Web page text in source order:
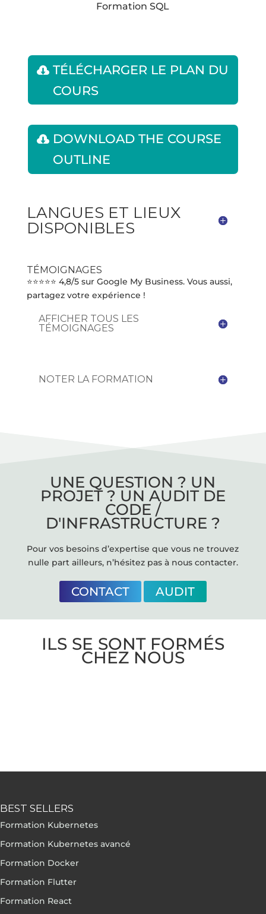
Formation SQL
TÉLÉCHARGER LE PLAN DU
COURS
DOWNLOAD THE COURSE
OUTLINE
LANGUES ET LIEUX
DISPONIBLES
TÉMOIGNAGES
⭐⭐⭐⭐⭐ 4,8/5 sur Google My Business. Vous aussi,
partagez votre expérience !
AFFICHER TOUS LES
TÉMOIGNAGES
NOTER LA FORMATION
UNE QUESTION ? UN
PROJET ? UN AUDIT DE
CODE /
D'INFRASTRUCTURE ?
Pour vos besoins d’expertise que vous ne trouvez
nulle part ailleurs, n’hésitez pas à nous contacter.
CONTACT AUDIT
ILS SE SONT FORMÉS
CHEZ NOUS
BEST SELLERS
Formation Kubernetes
Formation Kubernetes avancé
Formation Docker
Formation Flutter
Formation React